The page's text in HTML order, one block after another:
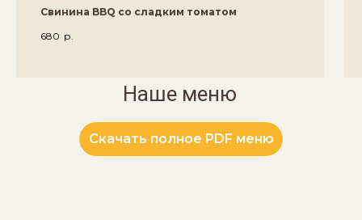
Свинина BBQ со сладким томатом
680 р.
Скачать полное PDF меню
Наше меню